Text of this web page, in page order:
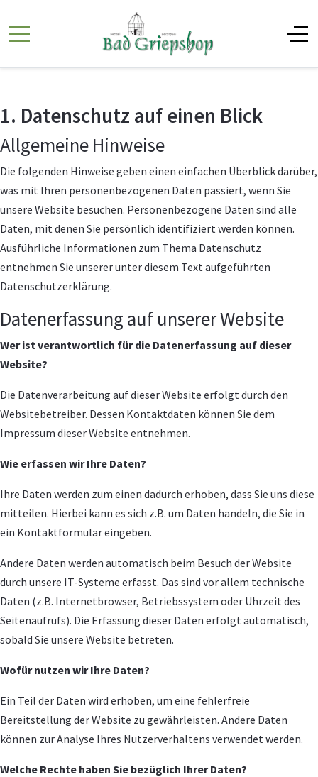
1. Datenschutz auf einen Blick
Allgemeine Hinweise
Die folgenden Hinweise geben einen einfachen Überblick darüber,
was mit Ihren personenbezogenen Daten passiert, wenn Sie
unsere Website besuchen. Personenbezogene Daten sind alle
Daten, mit denen Sie persönlich identifiziert werden können.
Ausführliche Informationen zum Thema Datenschutz
entnehmen Sie unserer unter diesem Text aufgeführten
Datenschutzerklärung.
Datenerfassung auf unserer Website
Wer ist verantwortlich für die Datenerfassung auf dieser
Website?
Die Datenverarbeitung auf dieser Website erfolgt durch den
Websitebetreiber. Dessen Kontaktdaten können Sie dem
Impressum dieser Website entnehmen.
Wie erfassen wir Ihre Daten?
Ihre Daten werden zum einen dadurch erhoben, dass Sie uns diese
mitteilen. Hierbei kann es sich z.B. um Daten handeln, die Sie in
ein Kontaktformular eingeben.
Andere Daten werden automatisch beim Besuch der Website
durch unsere IT-Systeme erfasst. Das sind vor allem technische
Daten (z.B. Internetbrowser, Betriebssystem oder Uhrzeit des
Seitenaufrufs). Die Erfassung dieser Daten erfolgt automatisch,
sobald Sie unsere Website betreten.
Wofür nutzen wir Ihre Daten?
Ein Teil der Daten wird erhoben, um eine fehlerfreie
Bereitstellung der Website zu gewährleisten. Andere Daten
können zur Analyse Ihres Nutzerverhaltens verwendet werden.
Welche Rechte haben Sie bezüglich Ihrer Daten?